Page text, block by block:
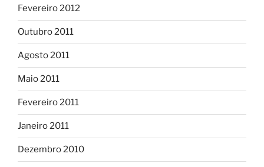
Fevereiro 2012
Outubro 2011
Agosto 2011
Maio 2011
Fevereiro 2011
Janeiro 2011
Dezembro 2010